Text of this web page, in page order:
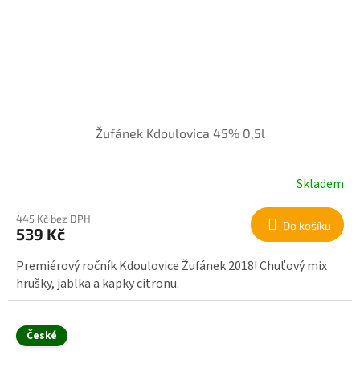
Žufánek Kdoulovica 45% 0,5l
Skladem
445 Kč bez DPH
539 Kč Do košíku
Premiérový ročník Kdoulovice Žufánek 2018! Chuťový mix
hrušky, jablka a kapky citronu.
České